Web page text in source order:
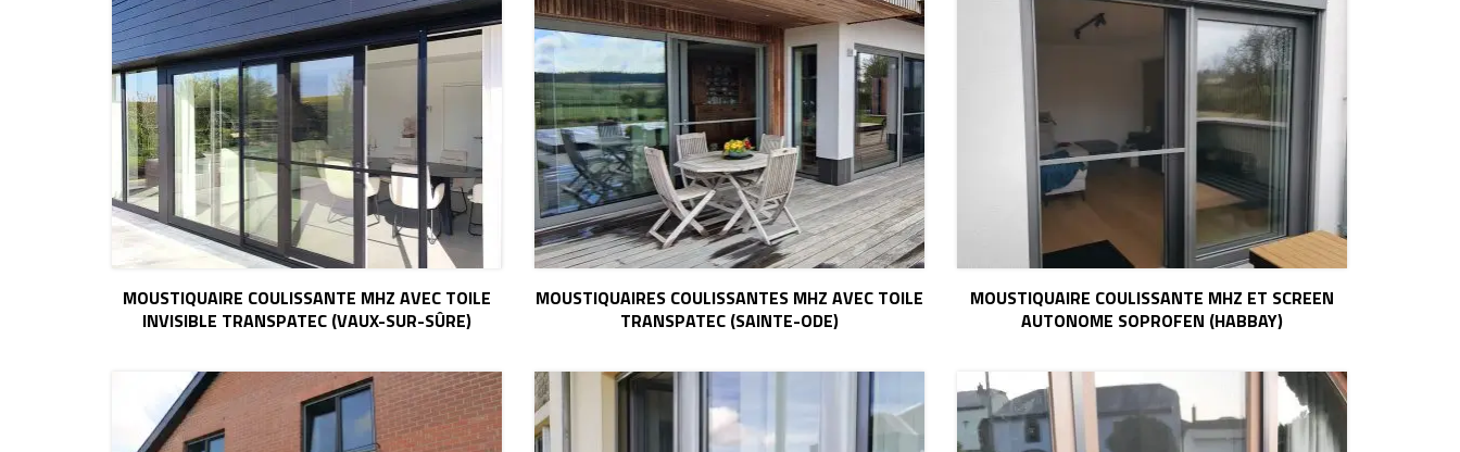
MOUSTIQUAIRE COULISSANTE MHZ AVEC TOILE
INVISIBLE TRANSPATEC (VAUX-SUR-SÛRE)
MOUSTIQUAIRES COULISSANTES MHZ AVEC TOILE
TRANSPATEC (SAINTE-ODE)
MOUSTIQUAIRE COULISSANTE MHZ ET SCREEN
AUTONOME SOPROFEN (HABBAY)